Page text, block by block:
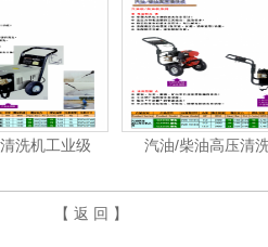
机工业级 汽油/柴油高压清洗机
【 返 回 】